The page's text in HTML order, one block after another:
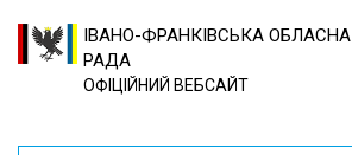
ІВАНО-ФРАНКІВСЬКА ОБЛАСНА
РАДА
ОФІЦІЙНИЙ ВЕБСАЙТ